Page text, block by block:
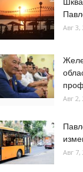
Авг 3,
Авг 2,
Авг 7,